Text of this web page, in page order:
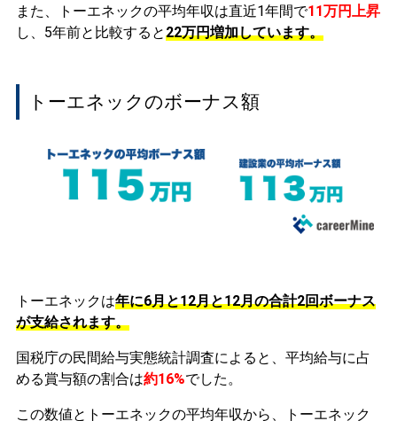
また、トーエネックの平均年収は直近1年間で11万円上昇
し、5年前と比較すると22万円増加しています。
トーエネックのボーナス額
トーエネックは年に6月と12月と12月の合計2回ボーナス
が支給されます。
国税庁の民間給与実態統計調査によると、平均給与に占
める賞与額の割合は約16%でした。
この数値とトーエネックの平均年収から、トーエネック